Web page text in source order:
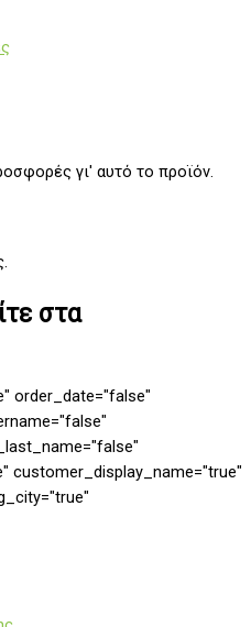
γι' αυτό το προϊόν.
στα
order_date="false"
customer_display_name="true"